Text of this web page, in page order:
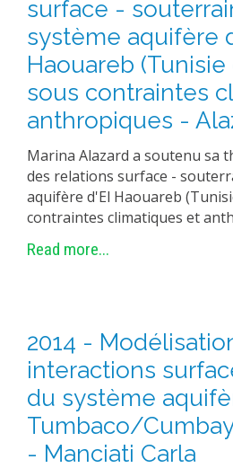
surface -
système aquifère
Haouareb
sous contraintes
anthropiques -
Marina Alazard a soutenu sa
des relations surface -
aquifère d'El Haouareb
contraintes climatiques et
Read more...
2014 -
interactions
du système
Tumbaco/
- Manciati Carla